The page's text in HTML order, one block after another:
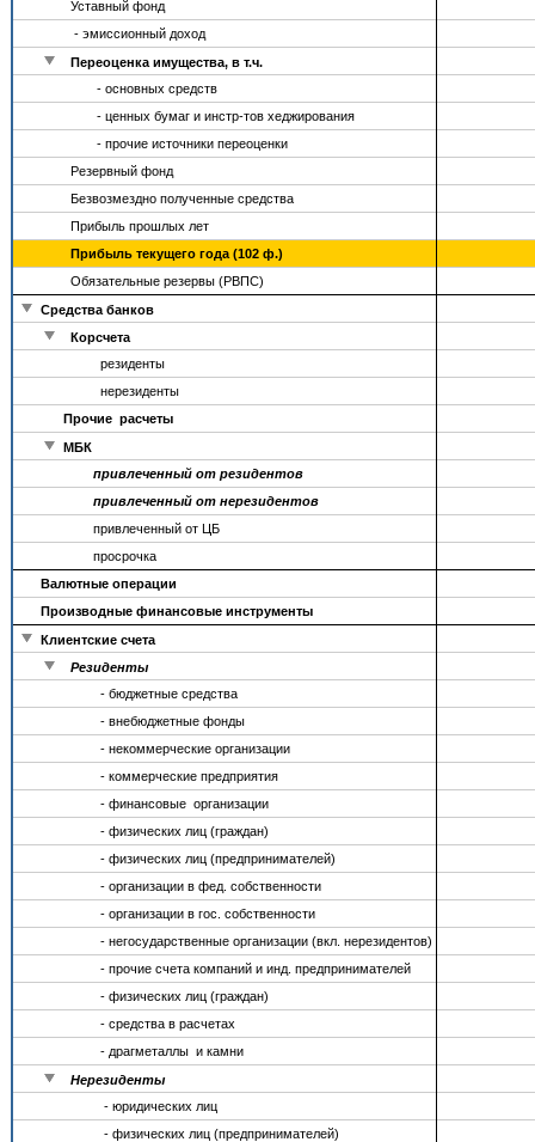
Уставный фонд
- эмиссионный доход
Переоценка имущества, в т.ч.
- основных средств
- ценных бумаг и инстр-тов хеджирования
- прочие источники переоценки
Резервный фонд
Безвозмездно полученные средства
Прибыль прошлых лет
Прибыль текущего года (102 ф.)
Обязательные резервы (РВПС)
Средства банков
Корсчета
резиденты
нерезиденты
Прочие расчеты
МБК
привлеченный от резидентов
привлеченный от нерезидентов
привлеченный от ЦБ
просрочка
Валютные операции
Производные финансовые инструменты
Клиентские счета
Резиденты
- бюджетные средства
- внебюджетные фонды
- некоммерческие организации
- коммерческие предприятия
- финансовые организации
- физических лиц (граждан)
- физических лиц (предпринимателей)
- организации в фед. собственности
- организации в гос. собственности
- негосударственные организации (вкл. нерезидентов)
- прочие счета компаний и инд. предпринимателей
- физических лиц (граждан)
- средства в расчетах
- драгметаллы и камни
Нерезиденты
- юридических лиц
- физических лиц (предпринимателей)